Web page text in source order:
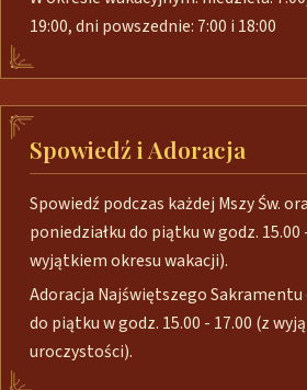
19:00, dni powszednie: 7:00 i 18:00
Spowiedź i Adoracja
Spowiedź podczas każdej Mszy Św.
poniedziałku do piątku w godz. 15.00
wyjątkiem okresu wakacji).
Adoracja Najświętszego Sakramentu
do piątku w godz. 15.00 - 17.00 (z
uroczystości).